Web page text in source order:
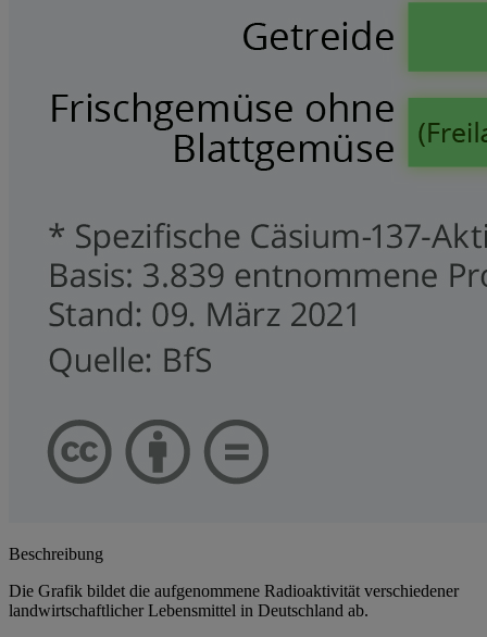
Beschreibung
Die Grafik bildet die aufgenommene Radioaktivität verschiedener
landwirtschaftlicher Lebensmittel in Deutschland ab.